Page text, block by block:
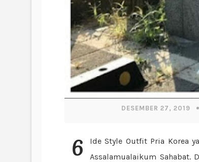
DESEMBER 27, 2019
6 Ide Style Outfit Pria Korea yang Bikin Kamu Terlihat Stylish dan Menawan Saat Hangout
Assalamualaikum Sahabat.